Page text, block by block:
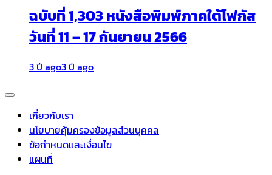
ฉบับที่ 1,303 หนังสือพิมพ์ภาคใต้โฟกัส
วันที่ 11 – 17 กันยายน 2566
3 ปี ago3 ปี ago
เกี่ยวกับเรา
นโยบายคุ้มครองข้อมูลส่วนบุคคล
ข้อกำหนดและเงื่อนไข
แผนที่